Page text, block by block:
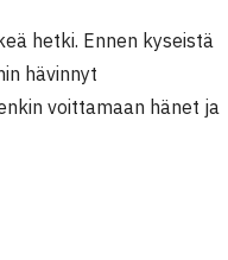
hetki. Ennen kyseistä
hävinnyt
voittamaan hänet ja